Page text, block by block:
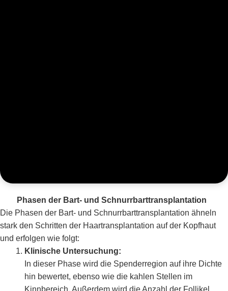
Phasen der Bart- und Schnurrbarttransplantation
Die Phasen der Bart- und Schnurrbarttransplantation ähneln
stark den Schritten der Haartransplantation auf der Kopfhaut
und erfolgen wie folgt:
Klinische Untersuchung:
In dieser Phase wird die Spenderregion auf ihre Dichte
hin bewertet, ebenso wie die kahlen Stellen im
Kinnbereich. Außerdem wird die Anzahl der Follikel